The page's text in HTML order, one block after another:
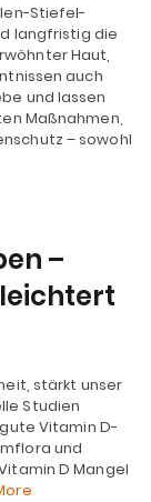
Stiefel-
langfristig die
Haut,
auch
und lassen
Maßnahmen,
– sowohl
–
stärkt unser
Studien
Vitamin D-
und
D Mangel